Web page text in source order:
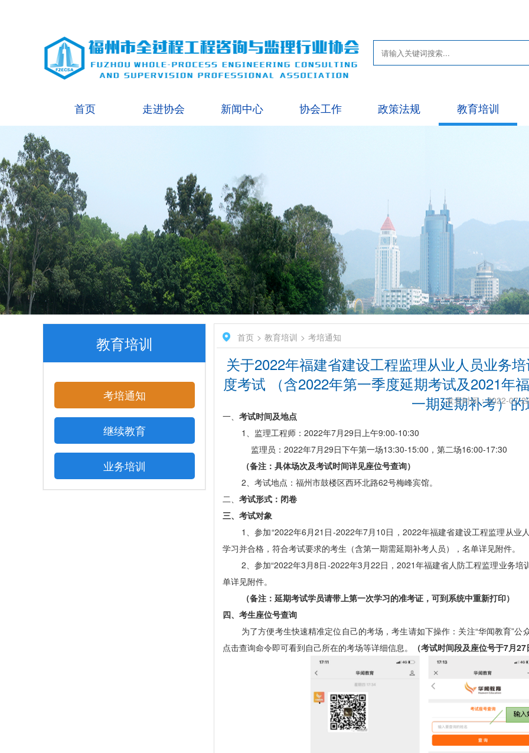
首页 走进协会 新闻中心 协会工作 政策法规 教育培训
教育培训
考培通知
继续教育
业务培训
首页 教育培训 考培通知
关于2022年福建省建设工程监理从业人员业务
度考试 （含2022年第一季度延期考试及2021年
一期延期补考）
发表时间：2022-07-
一、 考试时间及地点
1、监理工程师：2022年7月29日上午9:00-10:30
监理员：2022年7月29日下午第一场13:30-15:00，第二场16:00-17:30
（备注：具体场次及考试时间详见座位号查询）
2、考试地点： 福州市鼓楼区西环北路62号梅峰宾馆。
二、 考试形式：闭卷
三、考试对象
1、参加“2022年6月21日-2022年7月10日 ， 2022年福建省建设工程监理从业
学习并合格，符合考试要求的考生（含第一期需延期补考人员），名单详见附件。
2、参加“2022年3月8日-2022年3月22日 ， 2021年福建省人防工程监理业务培
单详见附件。
（备注：延期考试学员请带上第一次学习的准考证，可到系统中重新打印）
四、 考生座位号查询
为了方便考生快速精准定位自己的考场，考生请如下操作：关注“华闻教育”
点击查询命令即可看到自己所在的考场等详细信息。
（考试时间段及座位号于7月27